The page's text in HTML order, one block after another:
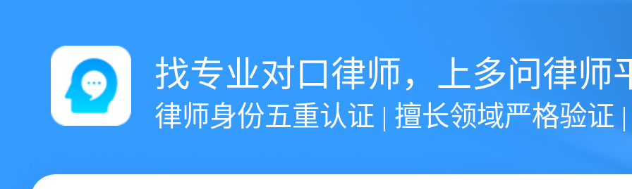
找专业对口律师，上多问律师
律师身份五重认证 | 擅长领域严格验证